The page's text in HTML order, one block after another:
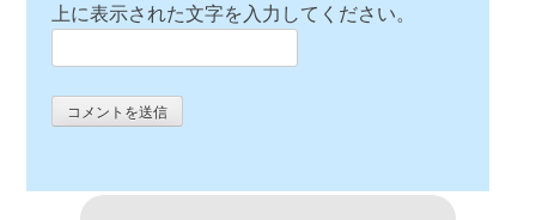
上に表示された文字を入力してください。